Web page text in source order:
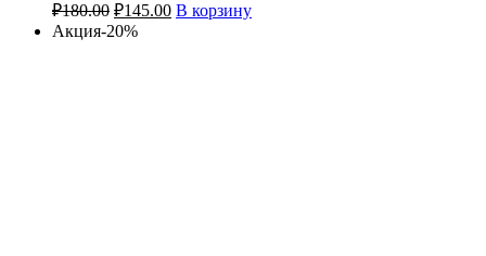
₽180.00 ₽145.00 В корзину
Акция-20%